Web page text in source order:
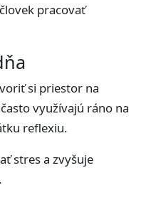
pracovať
si priestor na
využívajú ráno na
reflexiu.
stres a zvyšuje